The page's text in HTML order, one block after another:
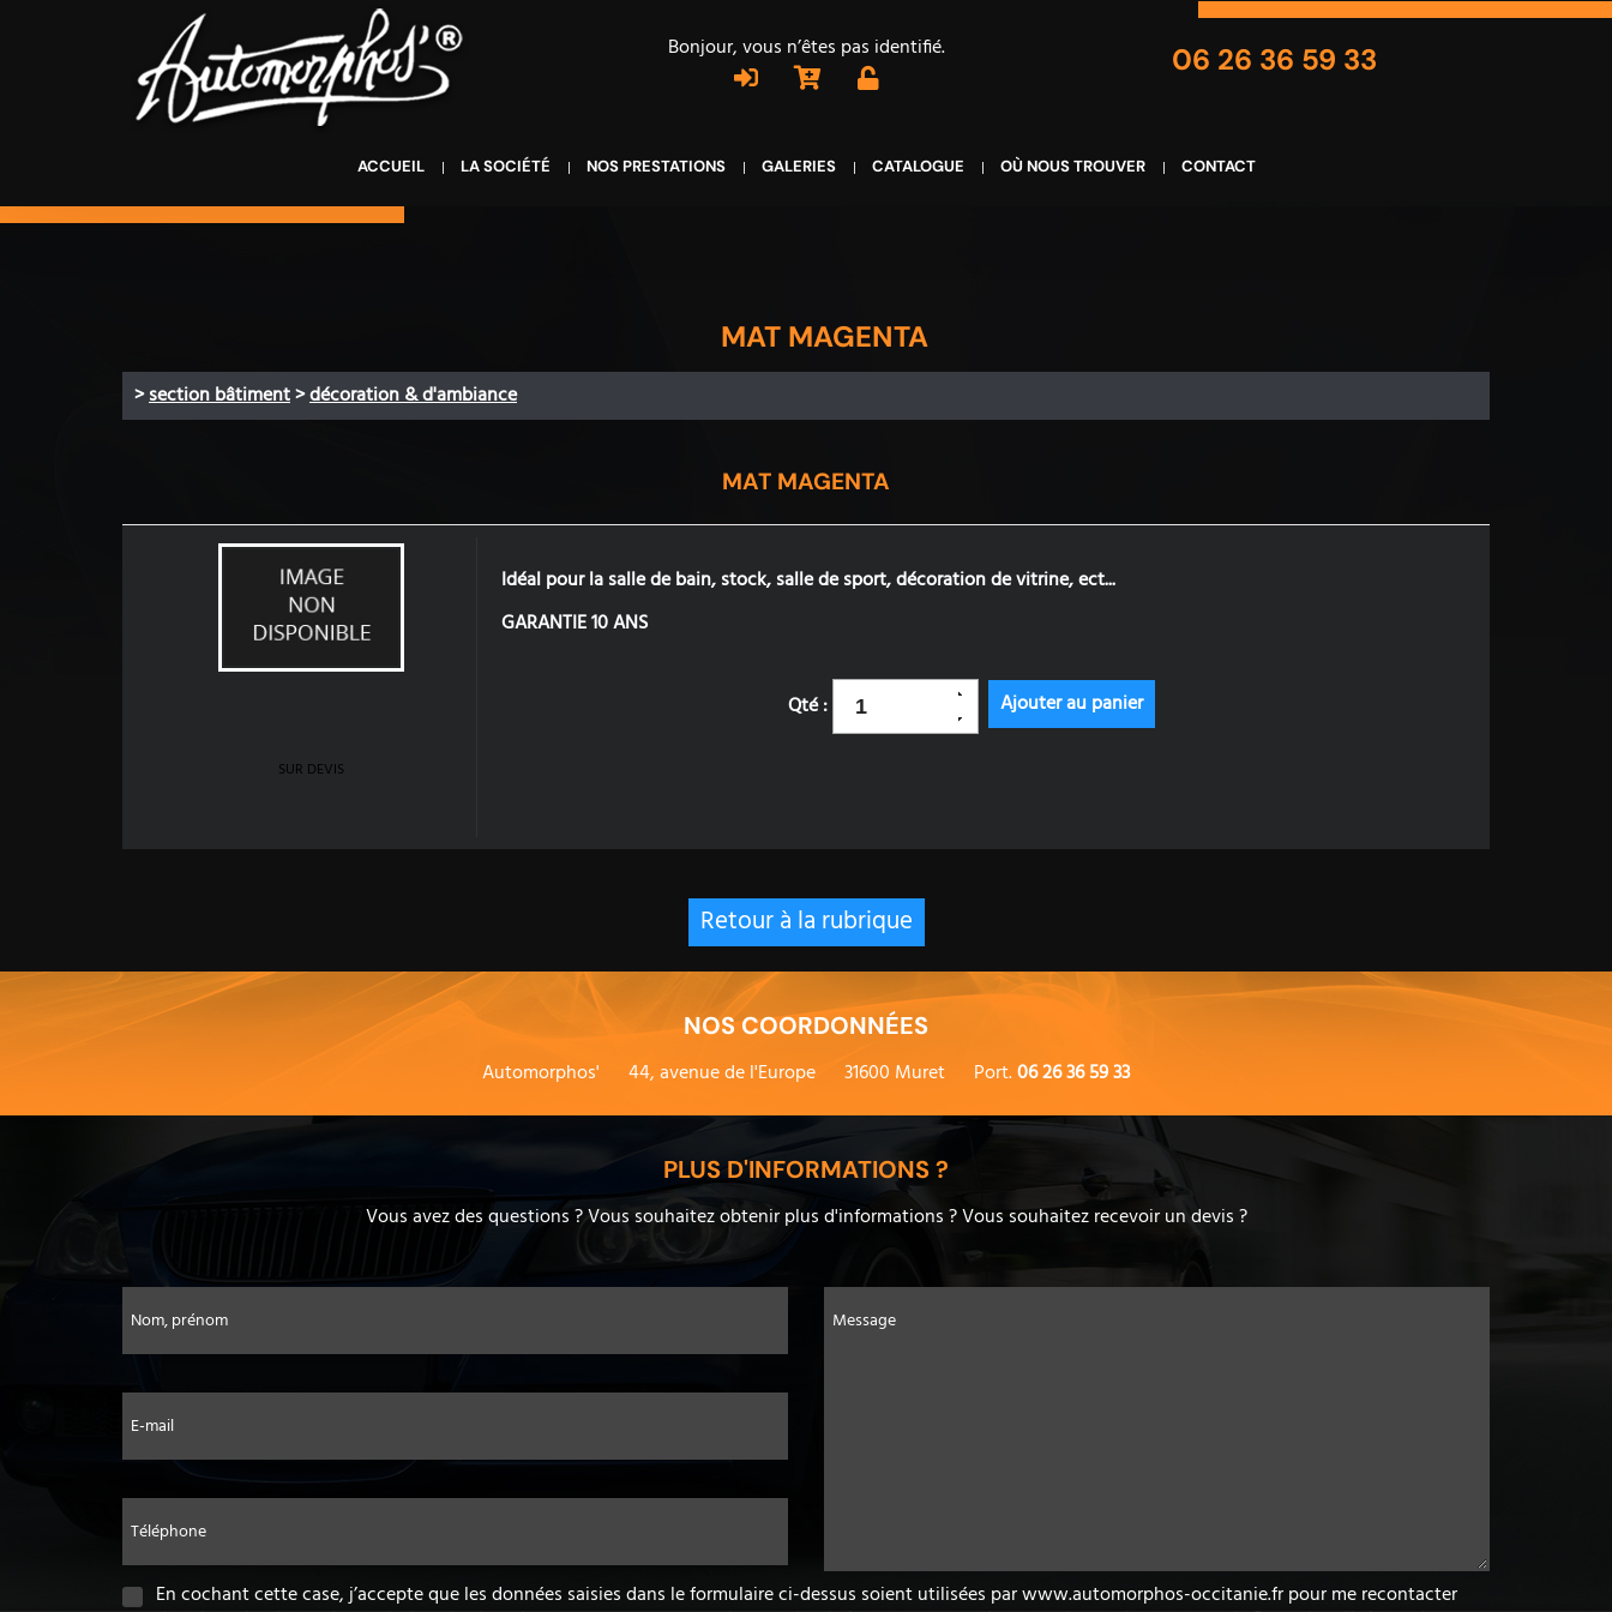
Bonjour, vous n’êtes pas identifié. 06 26 36 59 33
ACCUEIL LA SOCIÉTÉ NOS PRESTATIONS GALERIES CATALOGUE OÙ NOUS TROUVER CONTACT
MAT MAGENTA
>section bâtiment>décoration & d'ambiance
MAT MAGENTA
SUR DEVIS
Idéal pour la salle de bain, stock, salle de sport, décoration de vitrine, ect...
GARANTIE 10 ANS
Qté :
Retour à la rubrique
NOS COORDONNÉES
Automorphos'
44, avenue de l'Europe 31600 Muret Port.06 26 36 59 33
PLUS D'INFORMATIONS ?
Vous avez des questions ? Vous souhaitez obtenir plus d'informations ? Vous souhaitez recevoir un devis ?
Nom, prénom
E-mail
Téléphone
Message
En cochant cette case, j’accepte que les données saisies dans le formulaire ci-dessus soient utilisées par www.automorphos-occitanie.fr pour me recontacter